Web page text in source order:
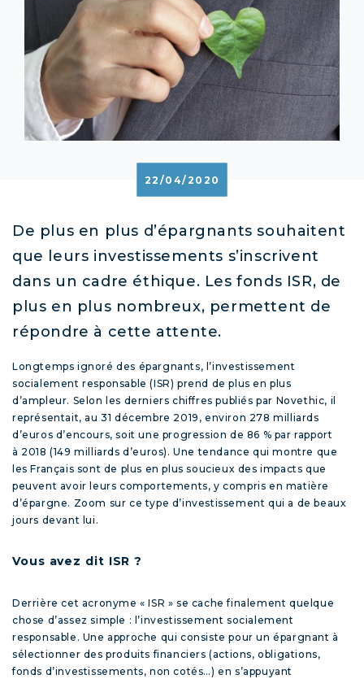
22/04/2020
De plus en plus d’épargnants souhaitent
que leurs investissements s’inscrivent
dans un cadre éthique. Les fonds ISR, de
plus en plus nombreux, permettent de
répondre à cette attente.
Longtemps ignoré des épargnants, l’investissement
socialement responsable (ISR) prend de plus en plus
d’ampleur. Selon les derniers chiffres publiés par Novethic, il
représentait, au 31 décembre 2019, environ 278 milliards
d’euros d’encours, soit une progression de 86 % par rapport
à 2018 (149 milliards d’euros). Une tendance qui montre que
les Français sont de plus en plus soucieux des impacts que
peuvent avoir leurs comportements, y compris en matière
d’épargne. Zoom sur ce type d’investissement qui a de beaux
jours devant lui.
Vous avez dit ISR ?
Derrière cet acronyme « ISR » se cache finalement quelque
chose d’assez simple : l’investissement socialement
responsable. Une approche qui consiste pour un épargnant à
sélectionner des produits financiers (actions, obligations,
fonds d’investissements, non cotés…) en s’appuyant